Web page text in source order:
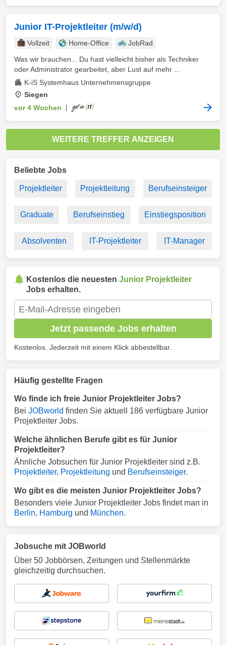
Junior IT-Projektleiter (m/w/d)
Vollzeit Home-Office
JobRad
Was wir brauchen... Du hast vielleicht bisher als Techniker
oder Administrator gearbeitet, aber Lust auf mehr ...
K-iS Systemhaus Unternehmensgruppe
Siegen
vor 4 Wochen
WEITERE TREFFER ANZEIGEN
Beliebte Jobs
Projektleiter Projektleitung Berufseinsteiger
Graduate Berufseinstieg Einstiegsposition
Absolventen IT-Projektleiter IT-Manager
Kostenlos die neuesten Junior Projektleiter
Jobs erhalten.
Jetzt passende Jobs erhalten
Kostenlos. Jederzeit mit einem Klick abbestellbar.
Häufig gestellte Fragen
Wo finde ich freie Junior Projektleiter Jobs?
Bei JOBworld finden Sie aktuell 186 verfügbare Junior
Projektleiter Jobs.
Welche ähnlichen Berufe gibt es für Junior
Projektleiter?
Ähnliche Jobsuchen für Junior Projektleiter sind z.B.
Projektleiter, Projektleitung und Berufseinsteiger.
Wo gibt es die meisten Junior Projektleiter Jobs?
Besonders viele Junior Projektleiter Jobs findet man in
Berlin, Hamburg und München.
Jobsuche mit JOBworld
Über 50 Jobbörsen, Zeitungen und Stellenmärkte
gleichzeitig durchsuchen.